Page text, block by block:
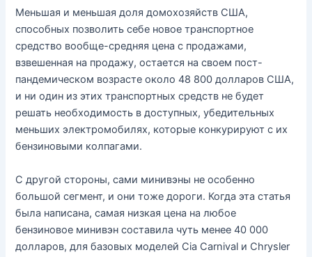
Меньшая и меньшая доля домохозяйств США,
способных позволить себе новое транспортное
средство вообще-средняя цена с продажами,
взвешенная на продажу, остается на своем пост-
пандемическом возрасте около 48 800 долларов США,
и ни один из этих транспортных средств не будет
решать необходимость в доступных, убедительных
меньших электромобилях, которые конкурируют с их
бензиновыми колпагами.
С другой стороны, сами минивэны не особенно
большой сегмент, и они тоже дороги. Когда эта статья
была написана, самая низкая цена на любое
бензиновое минивэн составила чуть менее 40 000
долларов, для базовых моделей Cia Carnival и Chrysler